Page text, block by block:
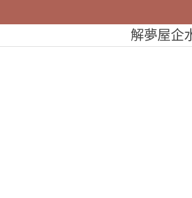
解夢屋企